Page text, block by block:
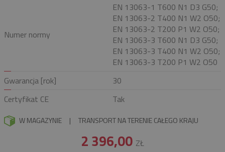
Numer normy
EN 13063-1 T600 N1 D3 G50;
EN 13063-2 T400 N1 W2 O50;
EN 13063-2 T200 P1 W2 O50;
EN 13063-3 T600 N1 D3 G50;
EN 13063-3 T400 N1 W2 O50;
EN 13063-3 T200 P1 W2 O50
Gwarancja [rok]
30
Certyfikat CE
Tak
W MAGAZYNIE | TRANSPORT NA TERENIE CAŁEGO KRAJU
2 396,00 ZŁ